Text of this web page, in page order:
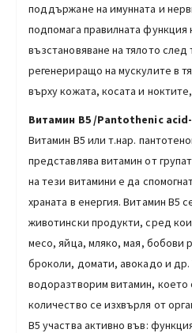
поддържане на имунната и
подпомага правилната функция
възстановяване на тялото
регенериращо на мускулите в
върху кожата, косата и
Витамин B5 /Pantothenic
Витамин В5 или т.нар.
представлява витамин от
на тези витамини е да
храната в енергия. Витамин В5
животински продукти, сред
месо, яйца, мляко, мая, бобови
броколи, домати, авокадо и др.
водоразтворим витамин, което
количество се изхвърля от
B5 участва активно във: